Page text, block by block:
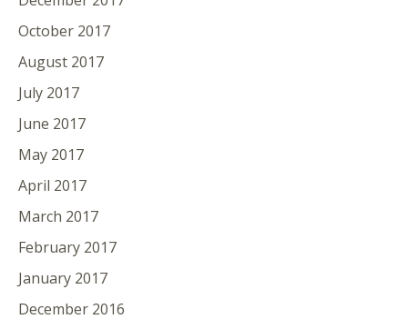
October 2017
August 2017
July 2017
June 2017
May 2017
April 2017
March 2017
February 2017
January 2017
December 2016